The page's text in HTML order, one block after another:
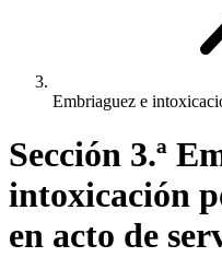
Embriaguez e
Sección 3.ª
intoxicación
en acto de